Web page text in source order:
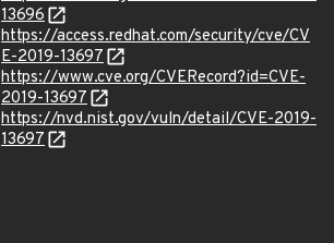
13696
https://access.redhat.com/security/cve/CV
E-2019-13697
https://www.cve.org/CVERecord?id=CVE-
2019-13697
https://nvd.nist.gov/vuln/detail/CVE-2019-
13697